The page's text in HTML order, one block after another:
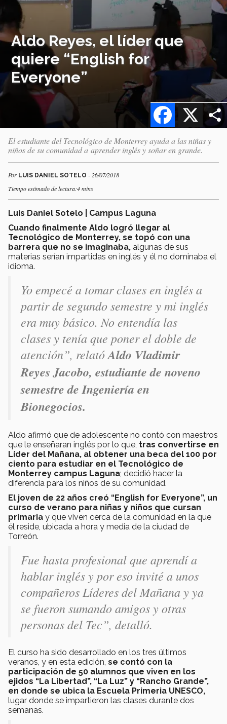
Aldo Reyes, el líder que
quiere “English for
Everyone”
X
Facebook
El estudiante del Tecnológico de Monterrey ayuda a las niñas y
niños de su comunidad a aprender inglés y soñar en grande.
Por LUIS DANIEL SOTELO - 26/07/2018
Tiempo estimado de lectura:4 mins
Luis Daniel Sotelo | Campus Laguna
Cuando finalmente Aldo logró llegar al
Tecnológico de Monterrey, se topó con una
barrera que no se imaginaba, algunas de sus
materias serían impartidas en inglés y él no dominaba el
idioma.
Yo empecé a tomar clases en inglés a
partir de segundo semestre y mi inglés
era muy básico. No entendía las
clases y tenía que poner el doble de
atención”, relatóAldo Vladimir
Reyes Jacobo, estudiante de noveno
semestre de Ingeniería en
Bionegocios.
Aldo afirmó que de adolescente no contó con maestros
que le enseñaran inglés por lo que, tras convertirse en
Líder del Mañana, al obtener una beca del 100 por
ciento para estudiar en el Tecnológico de
Monterrey campus Laguna; decidió hacer la
diferencia para los niños de su comunidad.
El joven de 22 años creó “English for Everyone”, un
curso de verano para niñas y niños que cursan
primaria y que viven cerca de la comunidad en la que
él reside, ubicada a hora y media de la ciudad de
Torreón.
Fue hasta profesional que aprendí a
hablar inglés y por eso invité a unos
compañeros Líderes del Mañana y ya
se fueron sumando amigos y otras
personas del Tec”, detalló.
El curso ha sido desarrollado en los tres últimos
veranos, y en esta edición, se contó con la
participación de 50 alumnos que viven en los
ejidos “La Libertad”, “La Luz” y “Rancho Grande”,
en donde se ubica la Escuela Primeria UNESCO,
lugar donde se impartieron las clases durante dos
semanas.